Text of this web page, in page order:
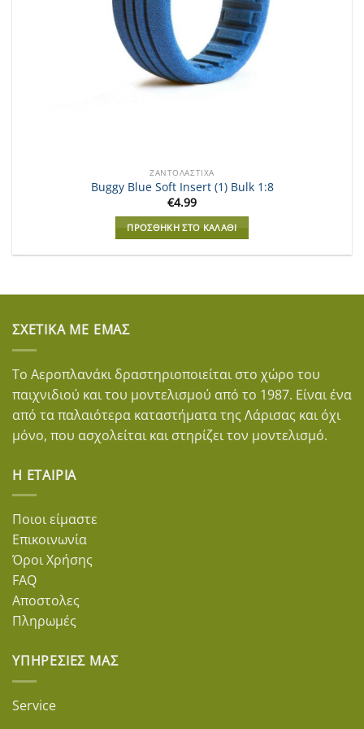
ΖΑΝΤΟΛΆΣΤΙΧΑ
Buggy Blue Soft Insert (1) Bulk 1:8
€4.99
ΠΡΟΣΘΉΚΗ ΣΤΟ ΚΑΛΆΘΙ
ΣΧΕΤΙΚΆ ΜΕ ΕΜΆΣ
Το Αεροπλανάκι δραστηριοποιείται στο χώρο του
παιχνιδιού και του μοντελισμού από το 1987. Είναι ένα
από τα παλαιότερα καταστήματα της Λάρισας και όχι
μόνο, που ασχολείται και στηρίζει τον μοντελισμό.
Η ΕΤΑΙΡΊΑ
Ποιοι είμαστε
Επικοινωνία
Όροι Χρήσης
FAQ
Αποστολες
Πληρωμές
ΥΠΗΡΕΣΊΕΣ ΜΑΣ
Service